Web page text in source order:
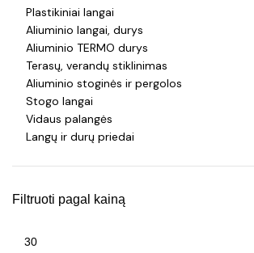
Plastikiniai langai
Aliuminio langai, durys
Aliuminio TERMO durys
Terasų, verandų stiklinimas
Aliuminio stoginės ir pergolos
Stogo langai
Vidaus palangės
Langų ir durų priedai
Filtruoti pagal kainą